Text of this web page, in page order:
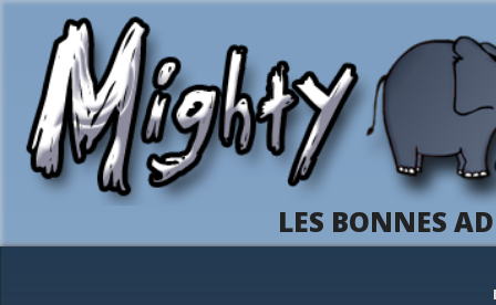
LES BONNES